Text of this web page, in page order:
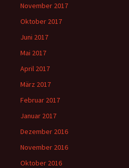
November 2017
Oktober 2017
Juni 2017
Mai 2017
April 2017
März 2017
Februar 2017
Januar 2017
Dezember 2016
November 2016
Oktober 2016